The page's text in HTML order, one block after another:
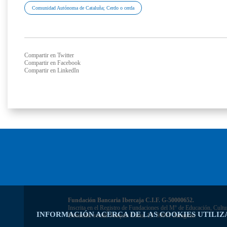
INFORMACIÓN ACERCA DE LAS COOKIES
Comunidad Autónoma de Cataluña; Cerdo o cerda
Compartir en Twitter
Compartir en Facebook
Compartir en LinkedIn
Fundación Bancaria Ibercaja C.I.F. G-50000652.
Inscrita en el Registro de Fundaciones del Mº de Educación,
Domicilio social: Joaquín Costa, 13. 50001 Zaragoza.